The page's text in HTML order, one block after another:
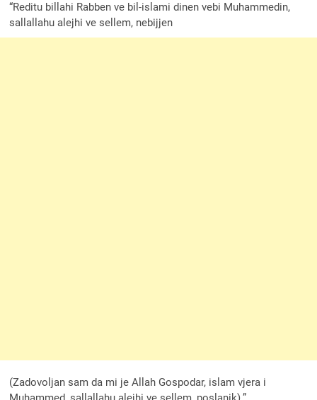
“Reditu billahi Rabben ve bil-islami dinen vebi Muhammedin,
sallallahu alejhi ve sellem, nebijjen
(Zadovoljan sam da mi je Allah Gospodar, islam vjera i